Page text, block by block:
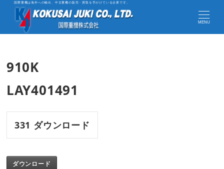
国際重機は海外への輸出、中古重機の販売・買取を手がけている企業です。
MENU
910K
LAY401491
331 ダウンロード
ダウンロード